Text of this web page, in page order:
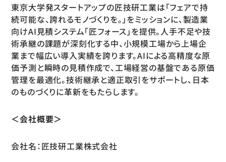
東京大学発スタートアップの匠技研工業は「フェアで持
続可能な、誇れるモノづくりを。」をミッションに、製造業
向けAI見積システム「匠フォース」を提供。人手不足や技
術承継の課題が深刻化する中、小規模工場から上場企
業まで幅広い導入実績を誇ります。AIによる高精度な原
価予測と瞬時の見積作成で、工場経営の基盤である原価
管理を最適化。技術継承と適正取引をサポートし、日本
のものづくりに革新をもたらします。
＜会社概要＞
会社名：匠技研工業株式会社